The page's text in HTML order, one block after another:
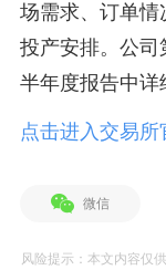
场需求、订单情
投产安排。公
半年度报告中详
点击进入交易
微信
风险提示：本文内容仅